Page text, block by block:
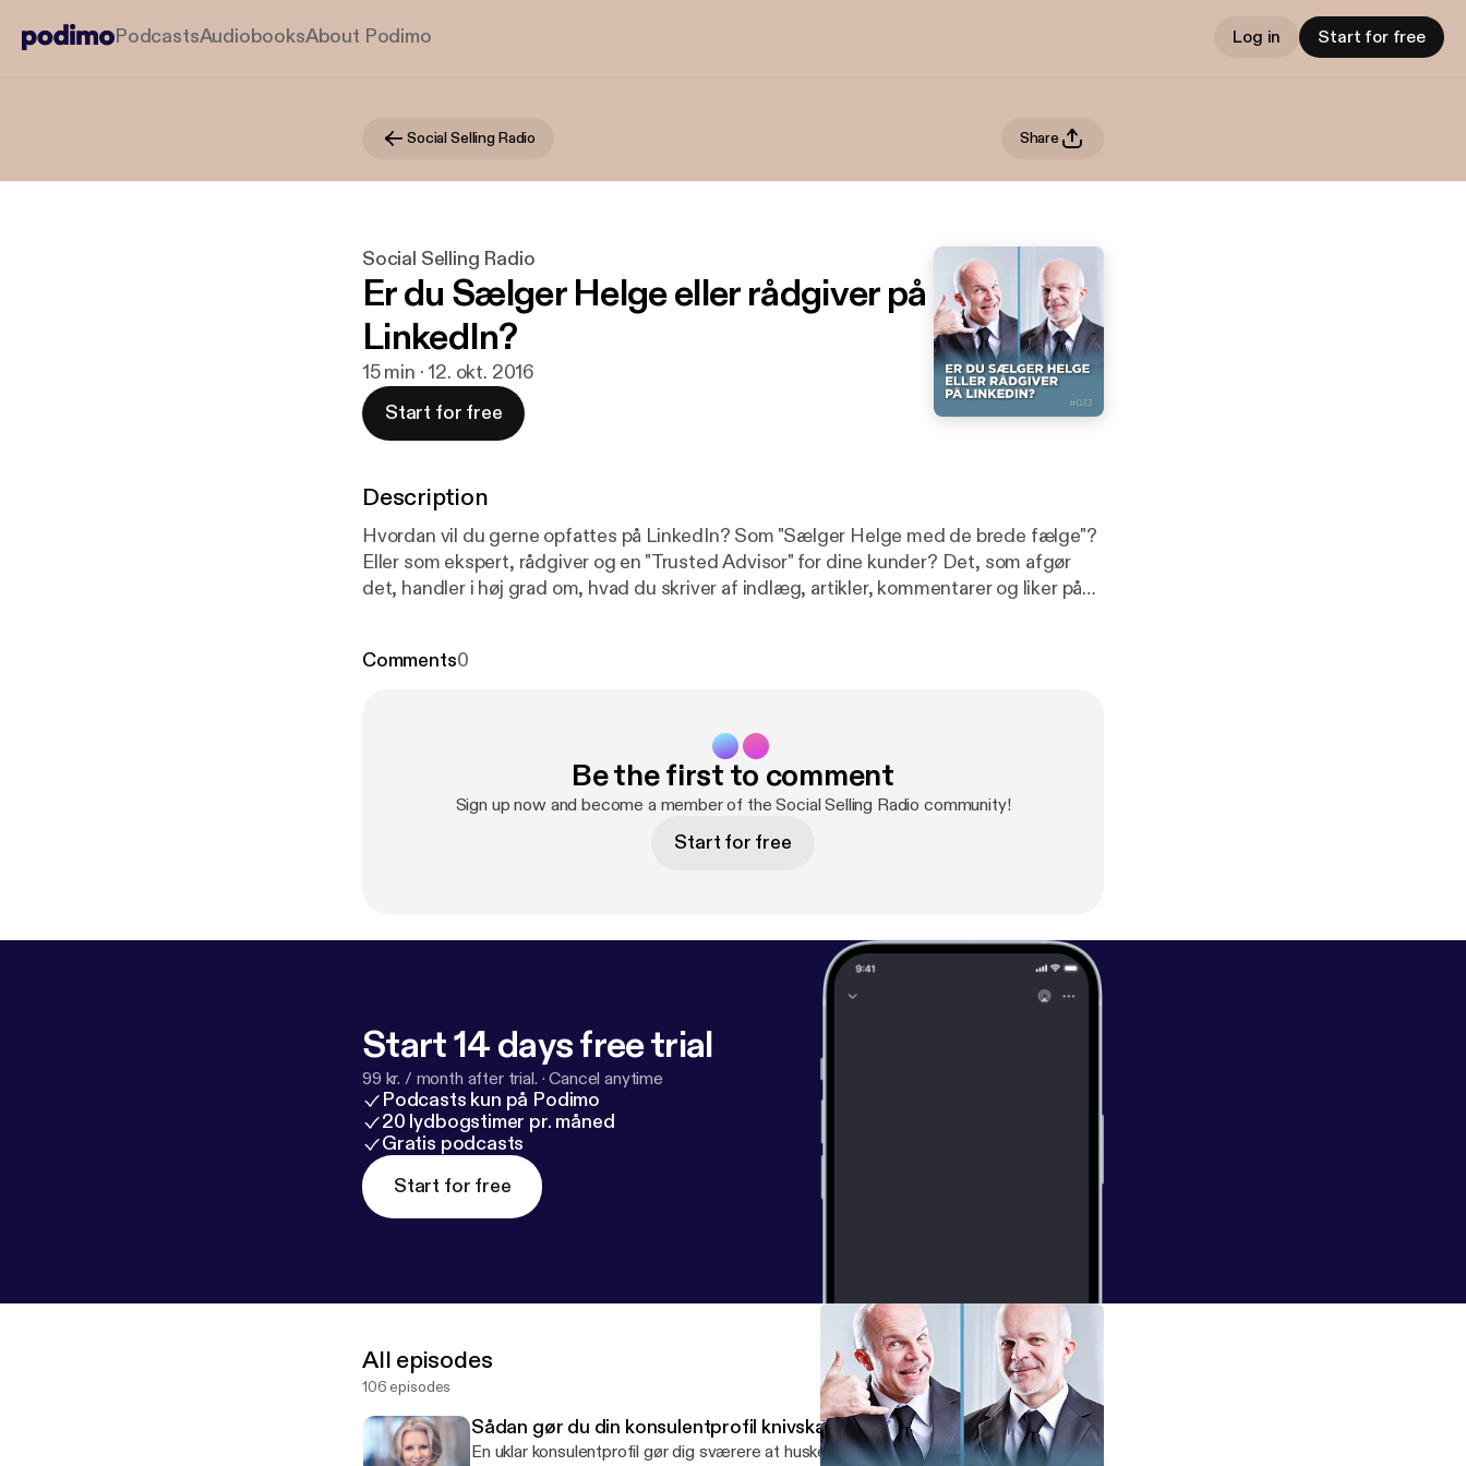
PodcastsAudiobooksAbout Podimo Log in Start for free
Social Selling Radio Share
Social Selling Radio
Er du Sælger Helge eller rådgiver på
LinkedIn?
15 min · 12. okt. 2016
Start for free
Description
Hvordan vil du gerne opfattes på LinkedIn? Som "Sælger Helge med de brede fælge"?
Eller som ekspert, rådgiver og en "Trusted Advisor" for dine kunder? Det, som afgør
det, handler i høj grad om, hvad du skriver af indlæg, artikler, kommentarer og liker på
Comments0
Be the first to comment
Sign up now and become a member of the Social Selling Radio community!
Start for free
Start 14 days free trial
99 kr. / month after trial. ·Cancel anytime
Podcasts kun på Podimo
20 lydbogstimer pr. måned
Gratis podcasts
Start for free
All episodes
106 episodes
Sådan gør du din konsulentprofil knivskarp på LinkedIn
En uklar konsulentprofil gør dig sværere at huske, sværere at anbefale og lettere at